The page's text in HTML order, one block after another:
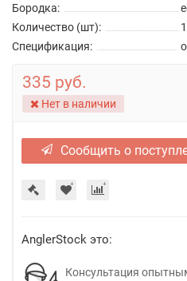
Бородка:
Количество (шт):
Спецификация:
335 руб.
Нет в наличии
Сообщить о
AnglerStock это:
Консультация